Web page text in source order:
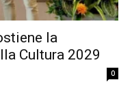
la
Cultura 2029
0